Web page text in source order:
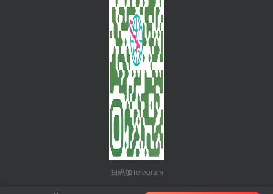
扫码加Telegram